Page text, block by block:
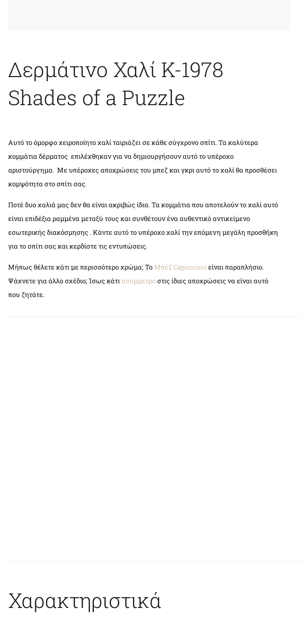
Δερμάτινο Χαλί K-1978
Shades of a Puzzle
Αυτό το όμορφο χειροποίητο χαλί ταιριάζει σε κάθε σύγχρονο σπίτι. Τα καλύτερα
κομμάτια δέρματος επιλέχθηκαν για να δημιουργήσουν αυτό το υπέροχο
αριστούργημα. Με υπέροχες αποχρώσεις του μπεζ και γκρι αυτό το χαλί θα προσθέσει
κομψότητα στο σπίτι σας.
Ποτέ δυο χαλιά μας δεν θα είναι ακριβώς ίδια. Τα κομμάτια που αποτελούν το χαλί αυτό
είναι επιδέξια ραμμένα μεταξύ τους και συνθέτουν ένα αυθεντικό αντικείμενο
εσωτερικής διακόσμησης . Κάντε αυτό το υπέροχο χαλί την επόμενη μεγάλη προσθήκη
για το σπίτι σας και κερδίστε τις εντυπώσεις.
Μήπως θέλετε κάτι με περισσότερο χρώμα; ΤοΜπέζ Capuccinoείναι παραπλήσιο.
Ψάχνετε για άλλο σχέδιο; Ίσως κάτιασύμμετροστις ίδιες αποχρώσεις να είναι αυτό
που ζητάτε.
Χαρακτηριστικά